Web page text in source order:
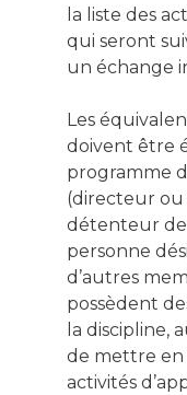
la liste des
qui seront
un échange
Les
doivent être
programme
(directeur
détenteur
personne
d’autres
possèdent
la discipline,
de mettre en
activités